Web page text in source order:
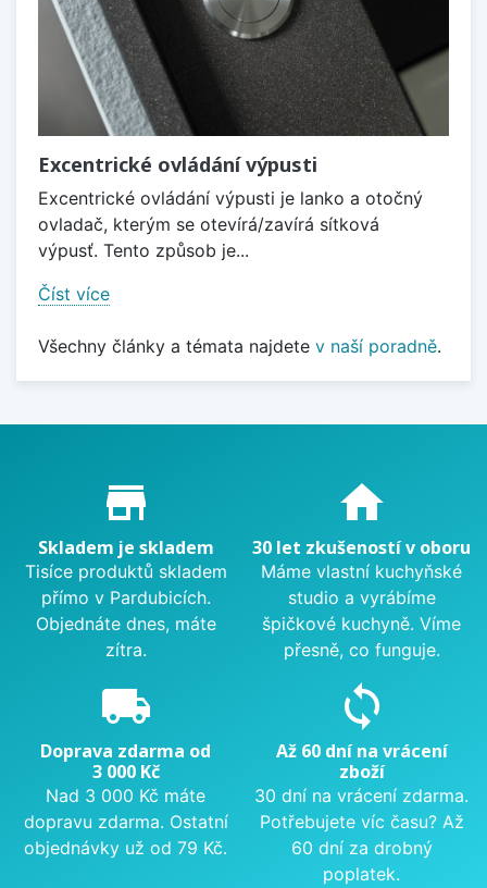
Excentrické ovládání výpusti
Excentrické ovládání výpusti je lanko a otočný
ovladač, kterým se otevírá/zavírá sítková
výpusť. Tento způsob je...
Číst více
Všechny články a témata najdete v naší poradně.
Proč nakupovat u nás?
store_mall_directory
Skladem je skladem
Tisíce produktů skladem
přímo v Pardubicích.
Objednáte dnes, máte
zítra.
home
30 let zkušeností v oboru
Máme vlastní kuchyňské
studio a vyrábíme
špičkové kuchyně. Víme
přesně, co funguje.
local_shipping
Doprava zdarma od
3 000 Kč
Nad 3 000 Kč máte
dopravu zdarma. Ostatní
objednávky už od 79 Kč.
sync
Až 60 dní na vrácení
zboží
30 dní na vrácení zdarma.
Potřebujete víc času? Až
60 dní za drobný
poplatek.